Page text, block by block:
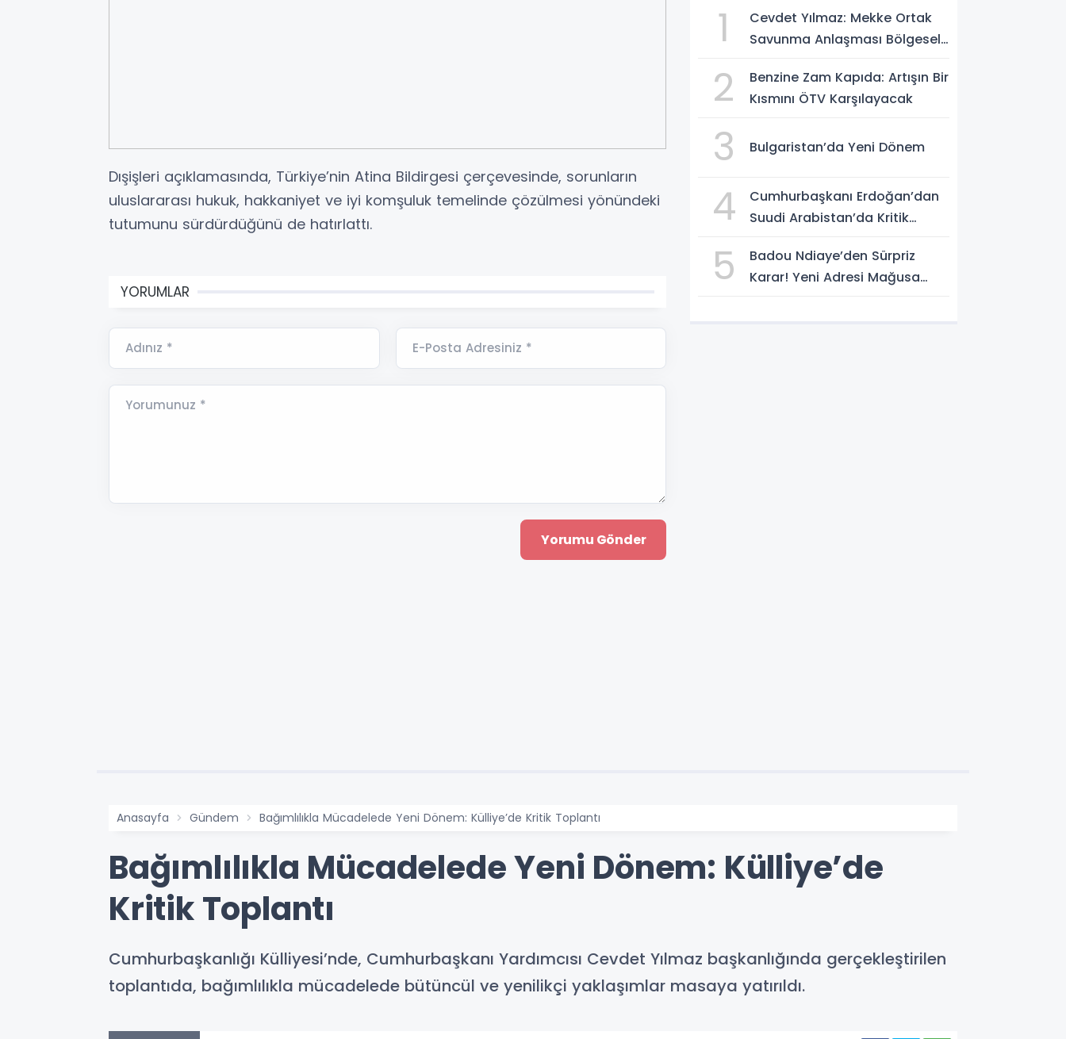
Dışişleri açıklamasında, Türkiye’nin Atina Bildirgesi çerçevesinde, sorunların
uluslararası hukuk, hakkaniyet ve iyi komşuluk temelinde çözülmesi yönündeki
tutumunu sürdürdüğünü de hatırlattı.
YORUMLAR
Adınız * E-Posta Adresiniz *
Yorumunuz *
1
Cevdet Yılmaz: Mekke Ortak
Savunma Anlaşması Bölgesel
2
Benzine Zam Kapıda: Artışın Bir
Kısmını ÖTV Karşılayacak
3 Bulgaristan’da Yeni Dönem
4
Cumhurbaşkanı Erdoğan’dan
Suudi Arabistan’da Kritik
5
Badou Ndiaye’den Sürpriz
Karar! Yeni Adresi Mağusa
Anasayfa Gündem Bağımlılıkla Mücadelede Yeni Dönem: Külliye’de Kritik Toplantı
Bağımlılıkla Mücadelede Yeni Dönem: Külliye’de
Kritik Toplantı
Cumhurbaşkanlığı Külliyesi’nde, Cumhurbaşkanı Yardımcısı Cevdet Yılmaz başkanlığında gerçekleştirilen
toplantıda, bağımlılıkla mücadelede bütüncül ve yenilikçi yaklaşımlar masaya yatırıldı.